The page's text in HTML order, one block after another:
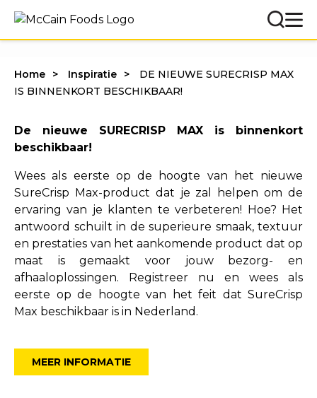
Home Inspiratie
DE NIEUWE SURECRISP MAX
IS BINNENKORT BESCHIKBAAR!
De nieuwe SURECRISP MAX is binnenkort
beschikbaar!
Wees als eerste op de hoogte van het nieuwe
SureCrisp Max-product dat je zal helpen om de
ervaring van je klanten te verbeteren! Hoe? Het
antwoord schuilt in de superieure smaak, textuur
en prestaties van het aankomende product dat op
maat is gemaakt voor jouw bezorg- en
afhaaloplossingen. Registreer nu en wees als
eerste op de hoogte van het feit dat SureCrisp
Max beschikbaar is in Nederland.
MEER INFORMATIE